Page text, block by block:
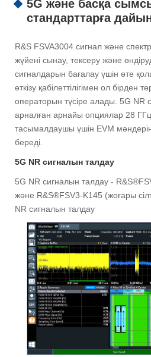
5G және басқа
стандарттарға
R&S FSVA3004 сигнал және
жүйені сынау, тексеру және
сигналдарын бағалау үшін өте
өткізу қабілеттілігімен ол бірден
операторын түсіре алады. 5G NR
арналған арнайы опциялар 28
тасымалдаушы үшін EVM
береді.
5G NR сигналын талдау
5G NR сигналын талдау -
және R&S®FSV3-K145 (жоғары
NR сигналын талдау